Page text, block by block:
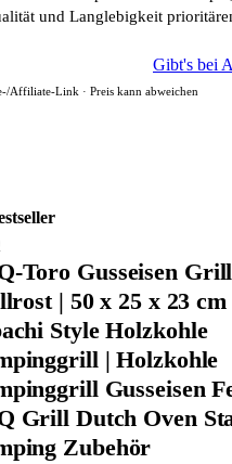
und Langlebigkeit
Gibt's bei
Affiliate-Link · Preis kann abweichen
Toro Gusseisen
| 50 x 25 x 23 cm
Style Holzkohle
| Holzkohle
Gusseisen
Grill Dutch Oven
Zubehör